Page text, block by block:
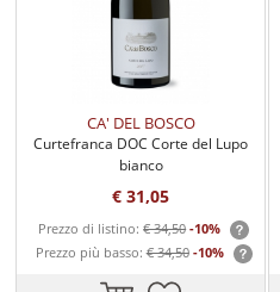
CA' DEL BOSCO
Curtefranca DOC Corte del Lupo
bianco
€ 31,05
Prezzo di listino:€ 34,50 -10%
Prezzo più basso:€ 34,50 -10%